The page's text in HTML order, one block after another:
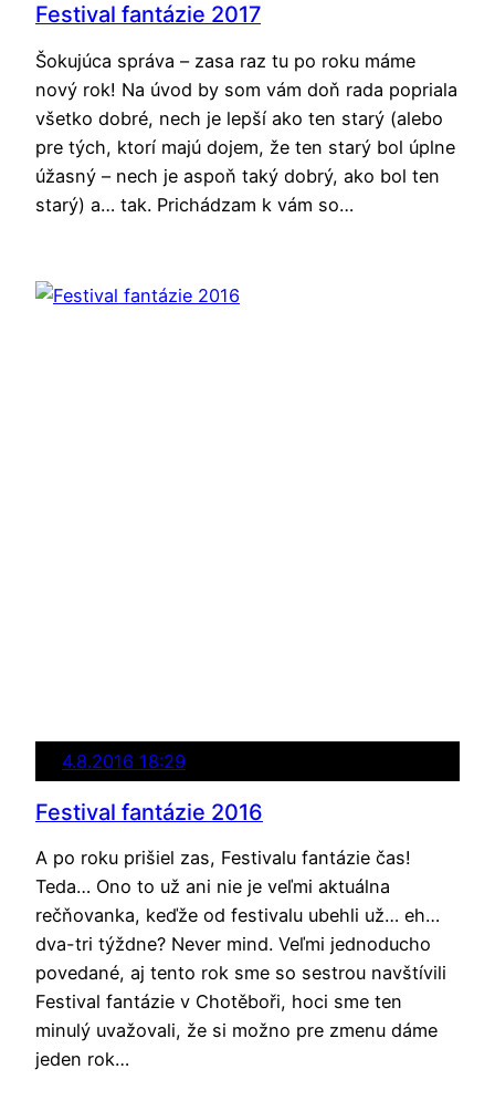
Festival fantázie 2017
Šokujúca správa – zasa raz tu po roku máme
nový rok! Na úvod by som vám doň rada popriala
všetko dobré, nech je lepší ako ten starý (alebo
pre tých, ktorí majú dojem, že ten starý bol úplne
úžasný – nech je aspoň taký dobrý, ako bol ten
starý) a… tak. Prichádzam k vám so…
4.8.2016 18:29
Festival fantázie 2016
A po roku prišiel zas, Festivalu fantázie čas!
Teda… Ono to už ani nie je veľmi aktuálna
rečňovanka, keďže od festivalu ubehli už… eh…
dva-tri týždne? Never mind. Veľmi jednoducho
povedané, aj tento rok sme so sestrou navštívili
Festival fantázie v Chotěboři, hoci sme ten
minulý uvažovali, že si možno pre zmenu dáme
jeden rok…